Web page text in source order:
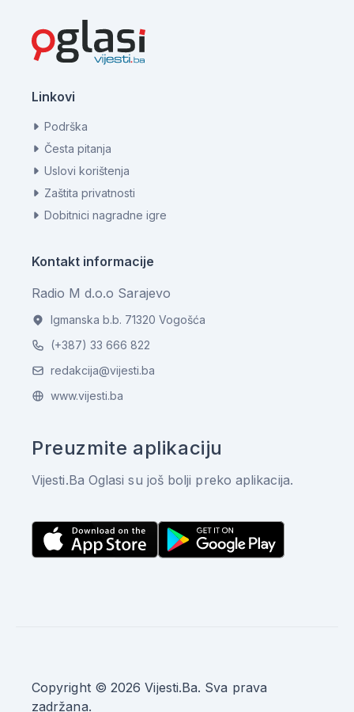
Linkovi
Podrška
Česta pitanja
Uslovi korištenja
Zaštita privatnosti
Dobitnici nagradne igre
Kontakt informacije
Radio M d.o.o Sarajevo
Igmanska b.b. 71320 Vogošća
(+387) 33 666 822
redakcija@vijesti.ba
www.vijesti.ba
Preuzmite aplikaciju
Vijesti.Ba Oglasi su još bolji preko aplikacija.
Copyright © 2026 Vijesti.Ba. Sva prava
zadržana.